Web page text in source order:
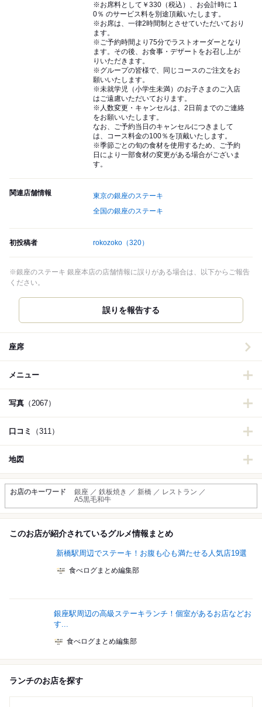
※お席料として￥330（税込）、お会計時に 1
0％ のサービス料を別途頂戴いたします。
※お席は、一律2時間制とさせていただいており
ます。
※ご予約時間より75分でラストオーダーとなり
ます。その後、お食事・デザートをお召し上が
りいただきます。
※グループの皆様で、同じコースのご注文をお
願いいたします。
※未就学児（小学生未満）のお子さまのご入店
はご遠慮いただいております。
※人数変更・キャンセルは、2日前までのご連絡
をお願いいたします。
なお、ご予約当日のキャンセルにつきまして
は、コース料金の100％を頂戴いたします。
※季節ごとの旬の食材を使用するため、ご予約
日により一部食材の変更がある場合がございま
す。
関連店舗情報
東京の銀座のステーキ
全国の銀座のステーキ
初投稿者 rokozoko （320）
※銀座のステーキ 銀座本店の店舗情報に誤りがある場合は、以下からご報告
ください。
誤りを報告する
座席
メニュー
写真 （2067）
口コミ （311）
地図
お店のキーワード
銀座 ／ 鉄板焼き ／ 新橋 ／ レストラン ／
A5黒毛和牛
このお店が紹介されているグルメ情報まとめ
新橋駅周辺でステーキ！お腹も心も満たせる人気店19選
食べログまとめ編集部
銀座駅周辺の高級ステーキランチ！個室があるお店などお
す...
食べログまとめ編集部
ランチのお店を探す